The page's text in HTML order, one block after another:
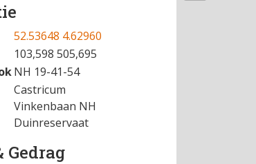
52.53648 4.62960
103,598 505,695
NH 19-41-54
Castricum
Vinkenbaan NH
Duinreservaat
Gedrag